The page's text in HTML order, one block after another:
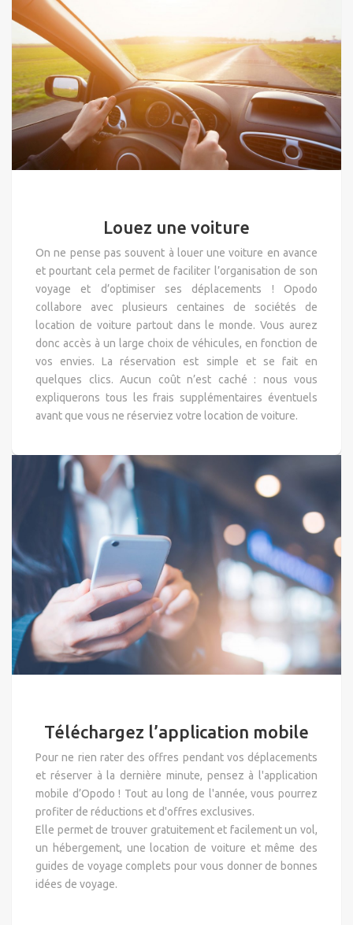
Louez une voiture
On ne pense pas souvent à louer une voiture en avance
et pourtant cela permet de faciliter l’organisation de son
voyage et d’optimiser ses déplacements ! Opodo
collabore avec plusieurs centaines de sociétés de
location de voiture partout dans le monde. Vous aurez
donc accès à un large choix de véhicules, en fonction de
vos envies. La réservation est simple et se fait en
quelques clics. Aucun coût n’est caché : nous vous
expliquerons tous les frais supplémentaires éventuels
avant que vous ne réserviez votre location de voiture.
Téléchargez l’application mobile
Pour ne rien rater des offres pendant vos déplacements
et réserver à la dernière minute, pensez à l'application
mobile d’Opodo ! Tout au long de l'année, vous pourrez
profiter de réductions et d'offres exclusives.
Elle permet de trouver gratuitement et facilement un vol,
un hébergement, une location de voiture et même des
guides de voyage complets pour vous donner de bonnes
idées de voyage.